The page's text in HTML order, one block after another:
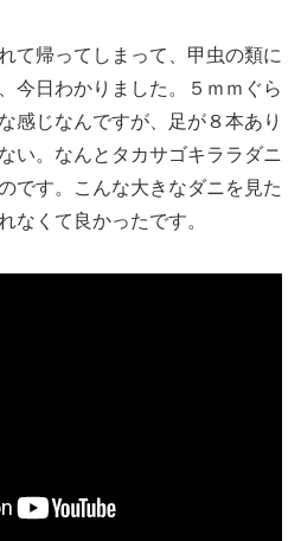
て帰ってしまって、甲虫の類に
今日わかりました。５ｍｍぐら
感じなんですが、足が８本あり
い。なんとタカサゴキララダニ
です。こんな大きなダニを見た
なくて良かったです。